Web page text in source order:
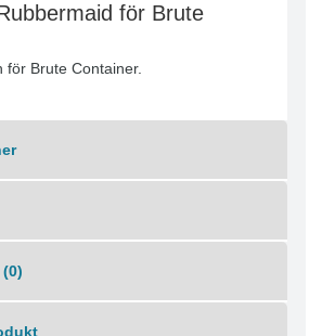
för Brute
för Brute Container.